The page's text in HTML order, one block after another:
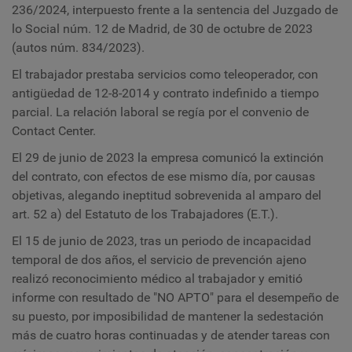
236/2024, interpuesto frente a la sentencia del Juzgado de
lo Social núm. 12 de Madrid, de 30 de octubre de 2023
(autos núm. 834/2023).
El trabajador prestaba servicios como teleoperador, con
antigüedad de 12-8-2014 y contrato indefinido a tiempo
parcial. La relación laboral se regía por el convenio de
Contact Center.
El 29 de junio de 2023 la empresa comunicó la extinción
del contrato, con efectos de ese mismo día, por causas
objetivas, alegando ineptitud sobrevenida al amparo del
art. 52 a) del Estatuto de los Trabajadores (E.T.).
El 15 de junio de 2023, tras un periodo de incapacidad
temporal de dos años, el servicio de prevención ajeno
realizó reconocimiento médico al trabajador y emitió
informe con resultado de "NO APTO" para el desempeño de
su puesto, por imposibilidad de mantener la sedestación
más de cuatro horas continuadas y de atender tareas con